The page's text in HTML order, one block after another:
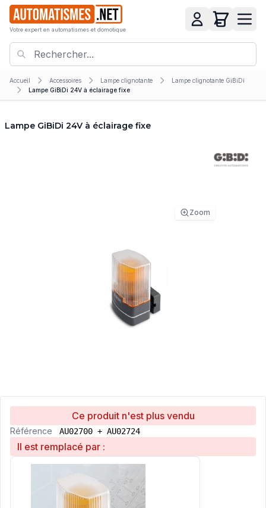
Votre expert en automatismes et domotique
Accueil Accessoires Lampe clignotante
Lampe clignotante GiBiDi
Lampe GiBiDi 24V à éclairage fixe
Lampe GiBiDi 24V à éclairage fixe
Zoom
Ce produit n'est plus vendu
Référence AU02700 + AU02724
Il est remplacé par :